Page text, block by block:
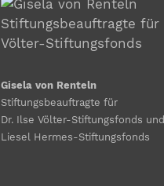
Gisela von Renteln
Stiftungsbeauftragte für
Dr. Ilse Völter-Stiftungsfonds und
Liesel Hermes-Stiftungsfonds